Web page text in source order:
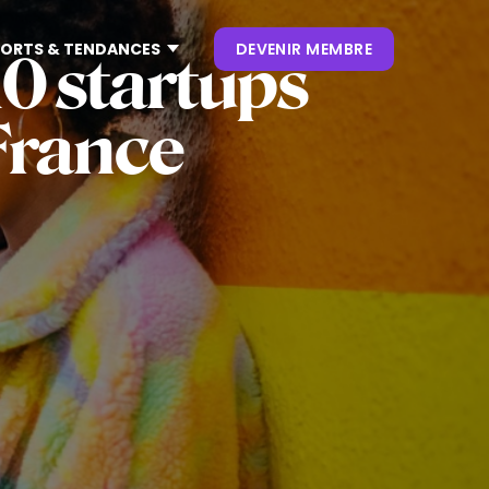
KEYNOTES
CES
VIVATECH
CLIENT
& TENDANCES
CONTENUS
LIVRES BLANCS
OUVRAGES
NEWSLETTERS
HUB LANDSCAPE :
CARTOGRAPHIE DES
OUTILS IA GÉNÉRATIVE
DEVENIR MEMBRE
startups